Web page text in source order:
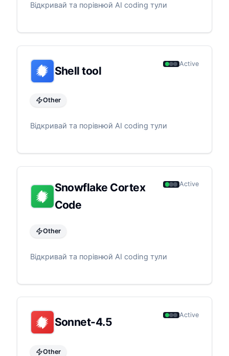
Відкривай та порівнюй AI coding тули
Shell tool
Active
Other
Відкривай та порівнюй AI coding тули
Snowflake Cortex
Code
Active
Other
Відкривай та порівнюй AI coding тули
Sonnet-4.5
Active
Other